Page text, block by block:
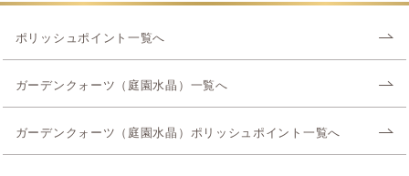
ポリッシュポイント一覧へ
ガーデンクォーツ（庭園水晶）一覧へ
ガーデンクォーツ（庭園水晶）ポリッシュポイント一覧へ